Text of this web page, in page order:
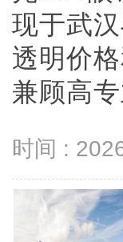
现于武
透明价
兼顾高
时间 :